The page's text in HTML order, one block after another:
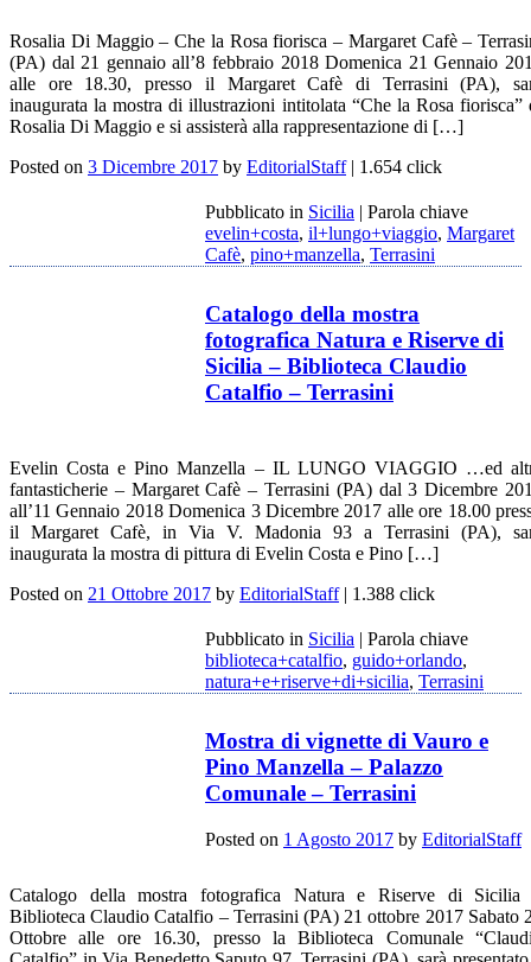
Rosalia Di Maggio – Che la Rosa fiorisca – Margaret Cafè –
(PA) dal 21 gennaio all’8 febbraio 2018 Domenica 21 Gennaio
alle ore 18.30, presso il Margaret Cafè di Terrasini (PA),
inaugurata la mostra di illustrazioni intitolata “Che la Rosa fiorisca”
Rosalia Di Maggio e si assisterà alla rappresentazione di […]
Posted on 3 Dicembre 2017 by EditorialStaff| 1.654 click
Evelin Costa e Pino Manzella – IL LUNGO VIAGGIO …ed
fantasticherie – Margaret Cafè – Terrasini (PA) dal 3 Dicembre
all’11 Gennaio 2018 Domenica 3 Dicembre 2017 alle ore 18.00
il Margaret Cafè, in Via V. Madonia 93 a Terrasini (PA),
inaugurata la mostra di pittura di Evelin Costa e Pino […]
Pubblicato in Sicilia | Parola chiave
evelin+costa, il+lungo+viaggio, Margaret
Cafè, pino+manzella, Terrasini
Catalogo della mostra
fotografica Natura e Riserve di
Sicilia – Biblioteca Claudio
Catalfio – Terrasini
Posted on 21 Ottobre 2017 by EditorialStaff| 1.388 click
Catalogo della mostra fotografica Natura e Riserve di Sicilia
Biblioteca Claudio Catalfio – Terrasini (PA) 21 ottobre 2017 Sabato
Ottobre alle ore 16.30, presso la Biblioteca Comunale
Pubblicato in Sicilia | Parola chiave
biblioteca+catalfio, guido+orlando,
natura+e+riserve+di+sicilia, Terrasini
Mostra di vignette di Vauro e
Pino Manzella – Palazzo
Comunale – Terrasini
Posted on 1 Agosto 2017 by EditorialStaff